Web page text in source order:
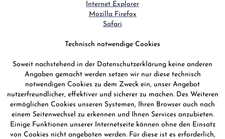
Internet Explorer
Mozilla Firefox
Safari
Technisch notwendige Cookies
Soweit nachstehend in der Datenschutzerklärung keine anderen
Angaben gemacht werden setzen wir nur diese technisch
notwendigen Cookies zu dem Zweck ein, unser Angebot
nutzerfreundlicher, effektiver und sicherer zu machen. Des Weiteren
ermöglichen Cookies unseren Systemen, Ihren Browser auch nach
einem Seitenwechsel zu erkennen und Ihnen Services anzubieten.
Einige Funktionen unserer Internetseite können ohne den Einsatz
von Cookies nicht angeboten werden. Für diese ist es erforderlich,